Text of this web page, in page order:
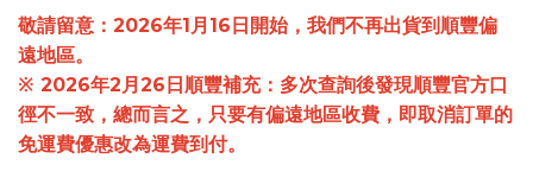
敬請留意：2026年1月16日開始，我們不再出貨到順豐偏
遠地區。
※ 2026年2月26日順豐補充： 多次查詢後發現順豐官方口
徑不一致，總而言之，只要有偏遠地區收費，即取消訂單的
免運費優惠改為運費到付。